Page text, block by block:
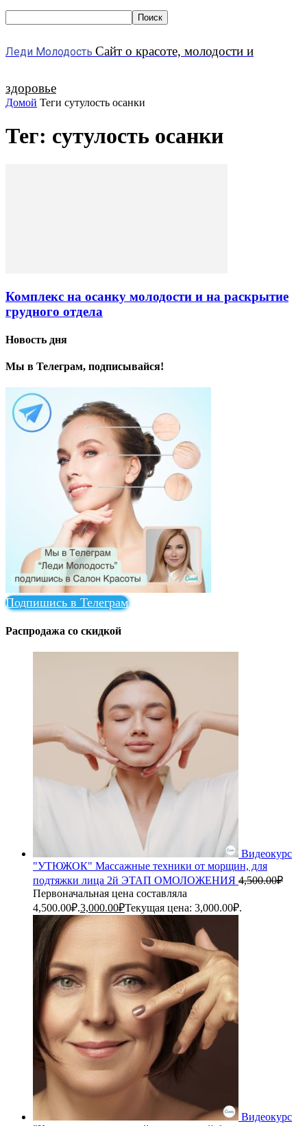
Леди Молодость Сайт о красоте, молодости и
здоровье
Домой Теги сутулость осанки
Тег: сутулость осанки
Комплекс на осанку молодости и на раскрытие
грудного отдела
Новость дня
Мы в Телеграм, подписывайся!
Подпишись в Телеграм
Распродажа со скидкой
Видеокурс
"УТЮЖОК" Массажные техники от морщин, для
подтяжки лица 2й ЭТАП ОМОЛОЖЕНИЯ 4,500.00₽
Первоначальная цена составляла
4,500.00₽.3,000.00₽Текущая цена: 3,000.00₽.
Видеокурс